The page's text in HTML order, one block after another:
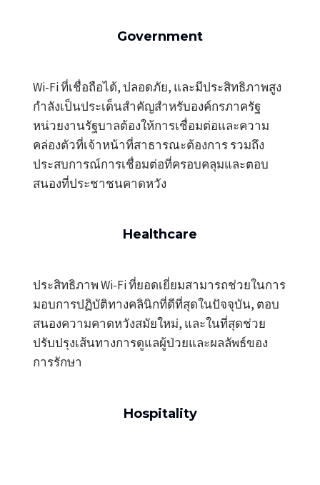
Government
Wi-Fi ที่เชื่อถือได้, ปลอดภัย, และมีประสิทธิภาพสูง
กำลังเป็นประเด็นสำคัญสำหรับองค์กรภาครัฐ
หน่วยงานรัฐบาลต้องให้การเชื่อมต่อและความ
คล่องตัวที่เจ้าหน้าที่สาธารณะต้องการ รวมถึง
ประสบการณ์การเชื่อมต่อที่ครอบคลุมและตอบ
สนองที่ประชาชนคาดหวัง
Healthcare
ประสิทธิภาพ Wi-Fi ที่ยอดเยี่ยมสามารถช่วยในการ
มอบการปฏิบัติทางคลินิกที่ดีที่สุดในปัจจุบัน, ตอบ
สนองความคาดหวังสมัยใหม่, และในที่สุดช่วย
ปรับปรุงเส้นทางการดูแลผู้ป่วยและผลลัพธ์ของ
การรักษา
Hospitality